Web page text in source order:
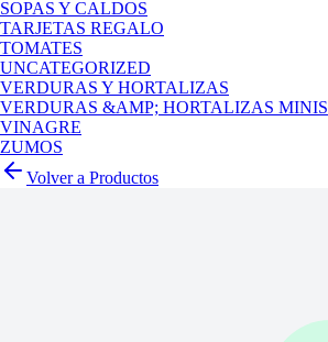
SOPAS Y CALDOS
TARJETAS REGALO
TOMATES
UNCATEGORIZED
VERDURAS Y HORTALIZAS
VERDURAS &AMP; HORTALIZAS MINIS
VINAGRE
ZUMOS
Volver a Productos